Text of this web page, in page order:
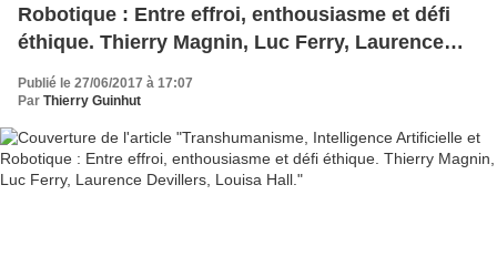
Robotique : Entre effroi, enthousiasme et défi
éthique. Thierry Magnin, Luc Ferry, Laurence
Devillers, Louisa Hall.
Publié le 27/06/2017 à 17:07
Par Thierry Guinhut